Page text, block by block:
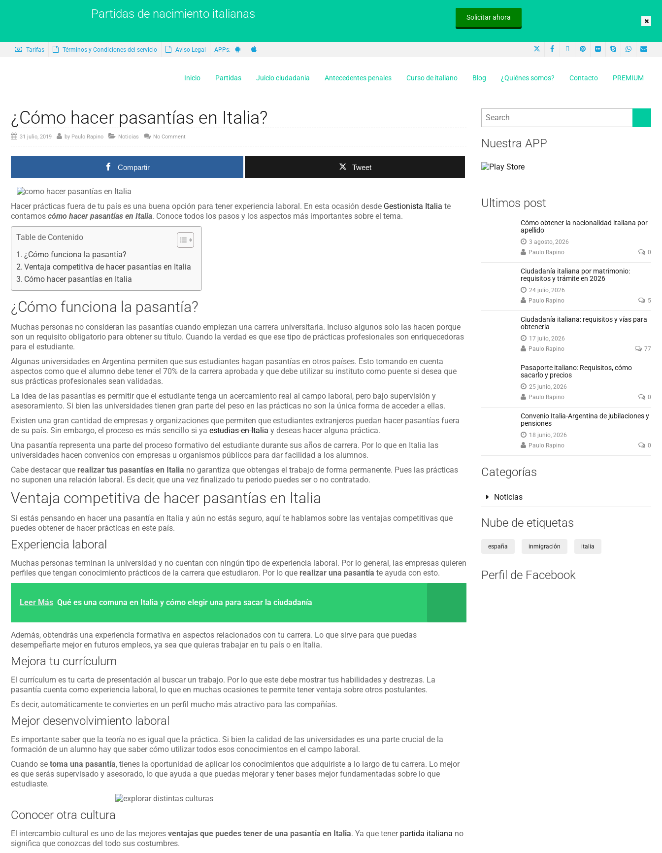
Partidas de nacimiento italianas Solicitar ahora
Tarifas Términos y Condiciones del servicio Aviso Legal APPs:
Inicio Partidas Juicio ciudadania Antecedentes penales Curso de italiano Blog ¿Quiénes somos? Contacto PREMIUM
¿Cómo hacer pasantías en Italia?
31 julio, 2019 by Paulo Rapino Noticias No Comment
Compartir Tweet
Hacer prácticas fuera de tu país es una buena opción para tener experiencia laboral. En esta ocasión desde Gestionista Italia te
contamos cómo hacer pasantías en Italia. Conoce todos los pasos y los aspectos más importantes sobre el tema.
Table de Contenido
¿Cómo funciona la pasantía?
Ventaja competitiva de hacer pasantías en Italia
Cómo hacer pasantías en Italia
¿Cómo funciona la pasantía?
Muchas personas no consideran las pasantías cuando empiezan una carrera universitaria. Incluso algunos solo las hacen porque
son un requisito obligatorio para obtener su título. Cuando la verdad es que ese tipo de prácticas profesionales son enriquecedoras
para el estudiante.
Algunas universidades en Argentina permiten que sus estudiantes hagan pasantías en otros países. Esto tomando en cuenta
aspectos como que el alumno debe tener el 70% de la carrera aprobada y que debe utilizar su instituto como puente si desea que
sus prácticas profesionales sean validadas.
La idea de las pasantías es permitir que el estudiante tenga un acercamiento real al campo laboral, pero bajo supervisión y
asesoramiento. Si bien las universidades tienen gran parte del peso en las prácticas no son la única forma de acceder a ellas.
Existen una gran cantidad de empresas y organizaciones que permiten que estudiantes extranjeros puedan hacer pasantías fuera
de su país. Sin embargo, el proceso es más sencillo si yaestudias en Italiay deseas hacer alguna práctica.
Una pasantía representa una parte del proceso formativo del estudiante durante sus años de carrera. Por lo que en Italia las
universidades hacen convenios con empresas u organismos públicos para dar facilidad a los alumnos.
Cabe destacar que realizar tus pasantías en Italia no garantiza que obtengas el trabajo de forma permanente. Pues las prácticas
no suponen una relación laboral. Es decir, que una vez finalizado tu periodo puedes ser o no contratado.
Ventaja competitiva de hacer pasantías en Italia
Si estás pensando en hacer una pasantía en Italia y aún no estás seguro, aquí te hablamos sobre las ventajas competitivas que
puedes obtener de hacer prácticas en este país.
Experiencia laboral
Muchas personas terminan la universidad y no cuentan con ningún tipo de experiencia laboral. Por lo general, las empresas quieren
perfiles que tengan conocimiento prácticos de la carrera que estudiaron. Por lo que realizar una pasantía te ayuda con esto.
Leer Más Qué es una comuna en Italia y cómo elegir una para sacar la ciudadanía
Además, obtendrás una experiencia formativa en aspectos relacionados con tu carrera. Lo que sirve para que puedas
desempeñarte mejor en futuros empleos, ya sea que quieras trabajar en tu país o en Italia.
Mejora tu currículum
El currículum es tu carta de presentación al buscar un trabajo. Por lo que este debe mostrar tus habilidades y destrezas. La
pasantía cuenta como experiencia laboral, lo que en muchas ocasiones te permite tener ventaja sobre otros postulantes.
Es decir, automáticamente te conviertes en un perfil mucho más atractivo para las compañías.
Mejor desenvolvimiento laboral
Es importante saber que la teoría no es igual que la práctica. Si bien la calidad de las universidades es una parte crucial de la
formación de un alumno hay que saber cómo utilizar todos esos conocimientos en el campo laboral.
Cuando se toma una pasantía, tienes la oportunidad de aplicar los conocimientos que adquiriste a lo largo de tu carrera. Lo mejor
es que serás supervisado y asesorado, lo que ayuda a que puedas mejorar y tener bases mejor fundamentadas sobre lo que
estudiaste.
Conocer otra cultura
El intercambio cultural es uno de las mejores ventajas que puedes tener de una pasantía en Italia. Ya que tener partida italiana no
significa que conozcas del todo sus costumbres.
Nuestra APP
Ultimos post
Cómo obtener la nacionalidad italiana por
apellido
3 agosto, 2026
Paulo Rapino
0
Ciudadanía italiana por matrimonio:
requisitos y trámite en 2026
24 julio, 2026
Paulo Rapino
5
Ciudadanía italiana: requisitos y vías para
obtenerla
17 julio, 2026
Paulo Rapino
77
Pasaporte italiano: Requisitos, cómo
sacarlo y precios
25 junio, 2026
Paulo Rapino
0
Convenio Italia-Argentina de jubilaciones y
pensiones
18 junio, 2026
Paulo Rapino
0
Categorías
Noticias
Nube de etiquetas
españa inmigración italia
Perfil de Facebook